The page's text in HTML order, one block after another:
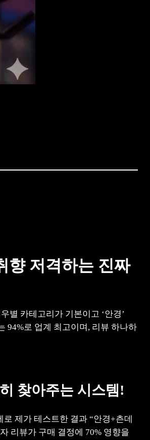
향 저격하는 진짜
별 카테고리가 기본이고 ‘안경’
94%로 업계 최고이며, 리뷰 하나하
찾아주는 시스템!
제가 테스트한 결과 “안경+츤데
리뷰가 구매 결정에 70% 영향을